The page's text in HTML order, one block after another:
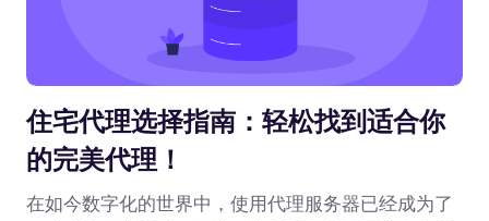
住宅代理选择指南：轻松找到适合你
的完美代理！
在如今数字化的世界中，使用代理服务器已经成为了